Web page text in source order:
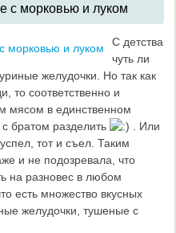
с морковью и луком
С детства
чуть ли
желудочки. Но так как
то соответственно и
мясом в единственном
братом разделить
. Или
тот и съел. Таким
и не подозревала, что
на разновес в любом
есть множество вкусных
желудочки, тушеные с